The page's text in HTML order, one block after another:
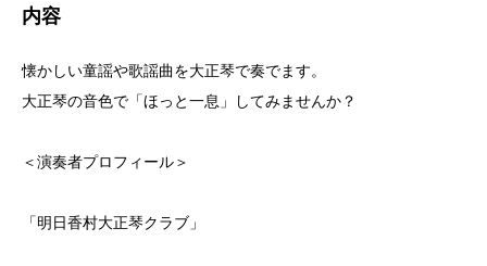
内容
懐かしい童謡や歌謡曲を大正琴で奏でます。
大正琴の音色で「ほっと一息」してみませんか？
＜演奏者プロフィール＞
「明日香村大正琴クラブ」